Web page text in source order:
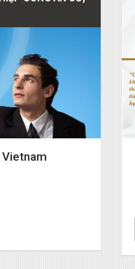
Vietnam